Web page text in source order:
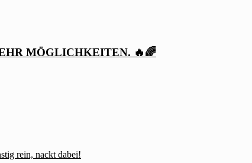
MÖGLICHKEITEN. 🔥🌈
rein, nackt dabei!